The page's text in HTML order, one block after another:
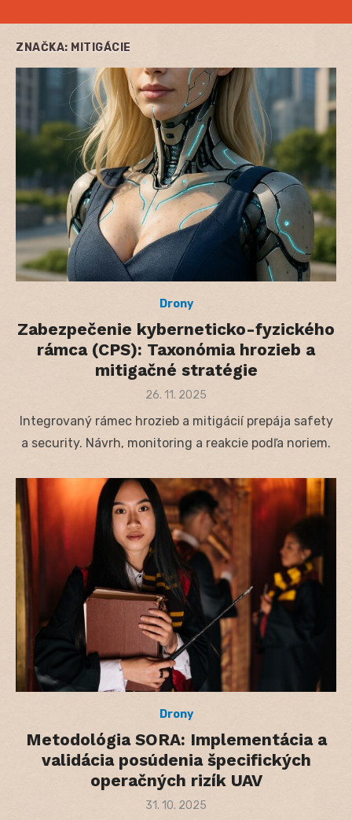
ZNAČKA: MITIGÁCIE
Drony
Zabezpečenie kyberneticko-fyzického
rámca (CPS): Taxonómia hrozieb a
mitigačné stratégie
Posted
26. 11. 2025
Integrovaný rámec hrozieb a mitigácií prepája safety
a security. Návrh, monitoring a reakcie podľa noriem.
Drony
Metodológia SORA: Implementácia a
validácia posúdenia špecifických
operačných rizík UAV
Posted
31. 10. 2025